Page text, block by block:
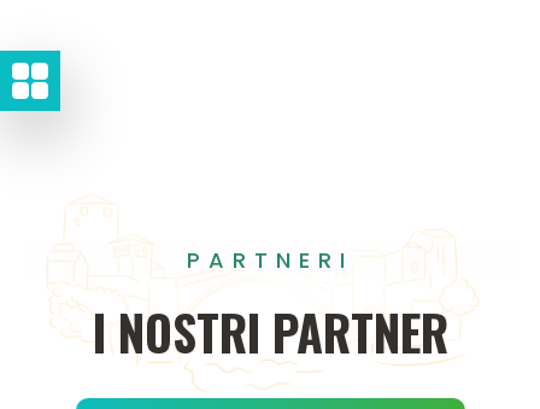
PARTNERI
INOSTRI PARTNER